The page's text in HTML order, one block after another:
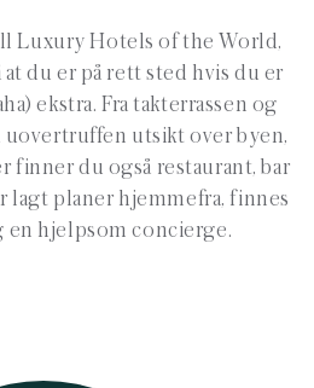
Luxury Hotels of the World,
du er på rett sted hvis du er
ekstra. Fra takterrassen og
utsikt over byen,
finner du også restaurant, bar
lagt planer hjemmefra, finnes
hjelpsom concierge.